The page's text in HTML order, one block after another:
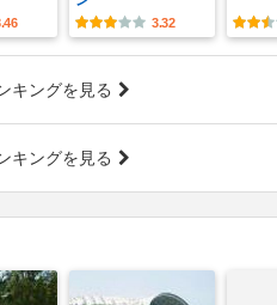
3.32
キングを見る
キングを見る